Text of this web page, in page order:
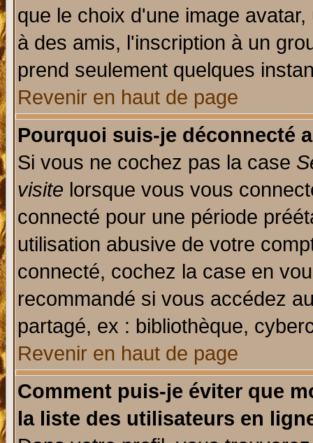
que le choix d'une image
à des amis, l'inscription à un
prend seulement quelques
Revenir en haut de page
Pourquoi suis-je déconnecté
Si vous ne cochez pas la case
visite lorsque vous vous
connecté pour une période
utilisation abusive de votre
connecté, cochez la case en
recommandé si vous accédez
partagé, ex : bibliothèque,
Revenir en haut de page
Comment puis-je éviter que
la liste des utilisateurs en